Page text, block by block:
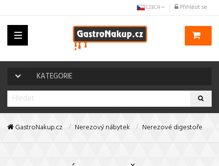
Přihlásit se
CZECH
Toggle
navigation
KATEGORIE
GastroNakup.cz Nerezový nábytek Nerezové digestoře